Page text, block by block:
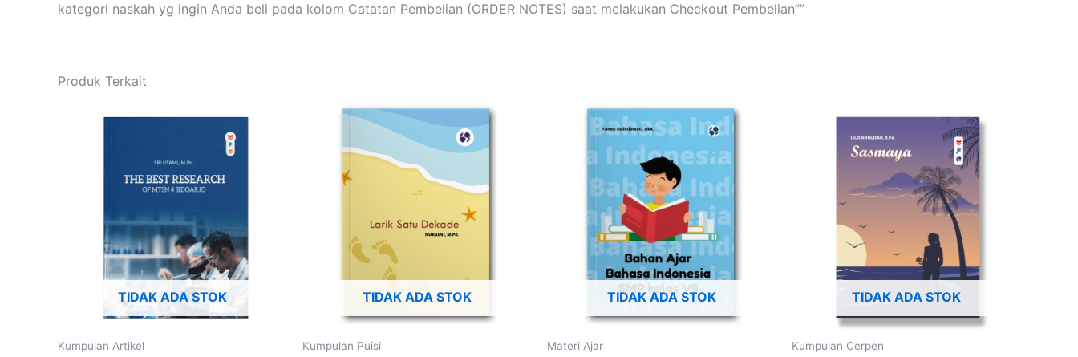
kategori naskah yg ingin Anda beli pada kolom Catatan Pembelian (ORDER NOTES) saat melakukan Checkout Pembelian””
Produk Terkait
TIDAK ADA STOK
Kumpulan Artikel
TIDAK ADA STOK
Kumpulan Puisi
TIDAK ADA STOK
Materi Ajar
TIDAK ADA STOK
Kumpulan Cerpen